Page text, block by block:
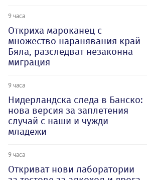
9 часа
Откриха мароканец с
множество наранявания край
Бяла, разследват незаконна
миграция
9 часа
Нидерландска следа в Банско:
нова версия за заплетения
случай с наши и чужди
младежи
9 часа
Откриват нови лаборатории